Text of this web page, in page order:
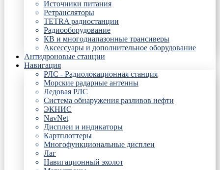
Источники питания
Ретрансляторы
TETRA радиостанции
Радиооборудование
КВ и многодиапазонные трансиверы
Аксессуары и дополнительное оборудование
Антидроновые станции
Навигация
РЛС - Радиолокационная станция
Морские радарные антенны
Ледовая РЛС
Система обнаружения разливов нефти
ЭКНИС
NavNet
Дисплеи и индикаторы
Картплоттеры
Многофункциональные дисплеи
Лаг
Навигационный эхолот